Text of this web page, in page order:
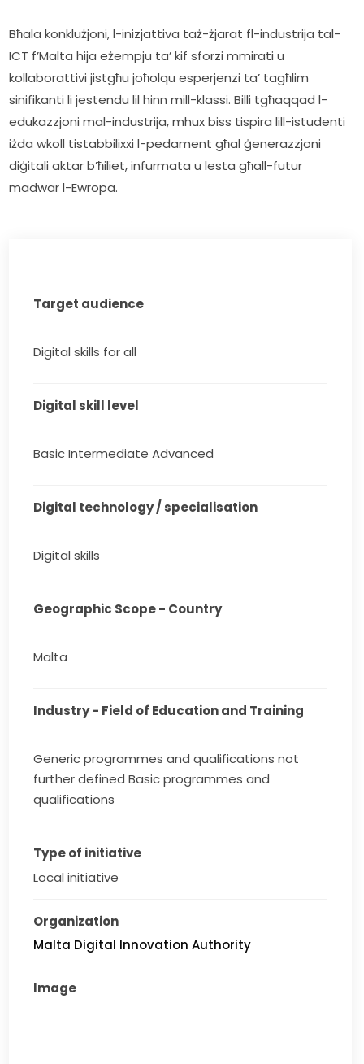
Bħala konklużjoni, l-inizjattiva taż-żjarat fl-industrija tal-
ICT f’Malta hija eżempju ta’ kif sforzi mmirati u
kollaborattivi jistgħu joħolqu esperjenzi ta’ tagħlim
sinifikanti li jestendu lil hinn mill-klassi. Billi tgħaqqad l-
edukazzjoni mal-industrija, mhux biss tispira lill-istudenti
iżda wkoll tistabbilixxi l-pedament għal ġenerazzjoni
diġitali aktar b’ħiliet, infurmata u lesta għall-futur
madwar l-Ewropa.
Target audience
Digital skills for all
Digital skill level
Basic Intermediate Advanced
Digital technology / specialisation
Digital skills
Geographic Scope - Country
Malta
Industry - Field of Education and Training
Generic programmes and qualifications not
further defined Basic programmes and
qualifications
Type of initiative
Local initiative
Organization
Malta Digital Innovation Authority
Image